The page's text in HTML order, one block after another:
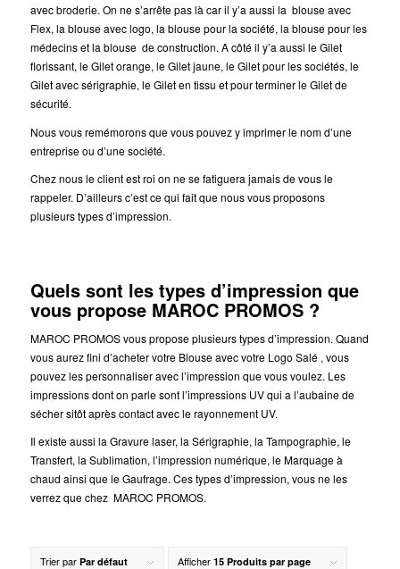
avec broderie. On ne s’arrête pas là car il y’a aussi la blouse avec
Flex, la blouse avec logo, la blouse pour la société, la blouse pour les
médecins et la blouse de construction. A côté il y’a aussi le Gilet
florissant, le Gilet orange, le Gilet jaune, le Gilet pour les sociétés, le
Gilet avec sérigraphie, le Gilet en tissu et pour terminer le Gilet de
sécurité.
Nous vous remémorons que vous pouvez y imprimer le nom d’une
entreprise ou d’une société.
Chez nous le client est roi on ne se fatiguera jamais de vous le
rappeler. D’ailleurs c’est ce qui fait que nous vous proposons
plusieurs types d’impression.
Quels sont les types d’impression que
vous propose MAROC PROMOS ?
MAROC PROMOS vous propose plusieurs types d’impression. Quand
vous aurez fini d’acheter votre Blouse avec votre Logo Salé , vous
pouvez les personnaliser avec l’impression que vous voulez. Les
impressions dont on parle sont l’impressions UV qui a l’aubaine de
sécher sitôt après contact avec le rayonnement UV.
Il existe aussi la Gravure laser, la Sérigraphie, la Tampographie, le
Transfert, la Sublimation, l’impression numérique, le Marquage à
chaud ainsi que le Gaufrage. Ces types d’impression, vous ne les
verrez que chez MAROC PROMOS.
Trier par Par défaut Afficher 15 Produits par page